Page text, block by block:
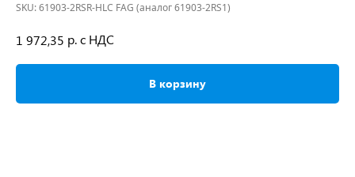
SKU:61903-2RSR-HLC FAG (аналог 61903-2RS1)
1 972,35 р. с НДС
В корзину